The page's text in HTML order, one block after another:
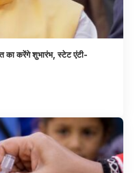
का करेंगे शुभारंभ, स्टेट एंटी-